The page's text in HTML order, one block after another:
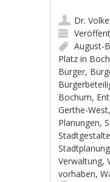
Dr.
August-
Platz in
Bürger,
Bochum,
Gerthe-West
Planungen,
Stadtplanung
Verwaltung,
vorhaben,